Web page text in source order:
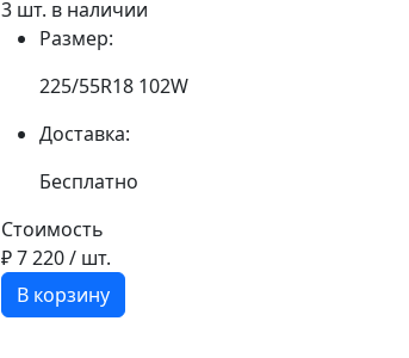
3 шт. в наличии
Размер:
225/55R18 102W
Доставка:
Бесплатно
Стоимость
₽ 7 220/ шт.
В корзину